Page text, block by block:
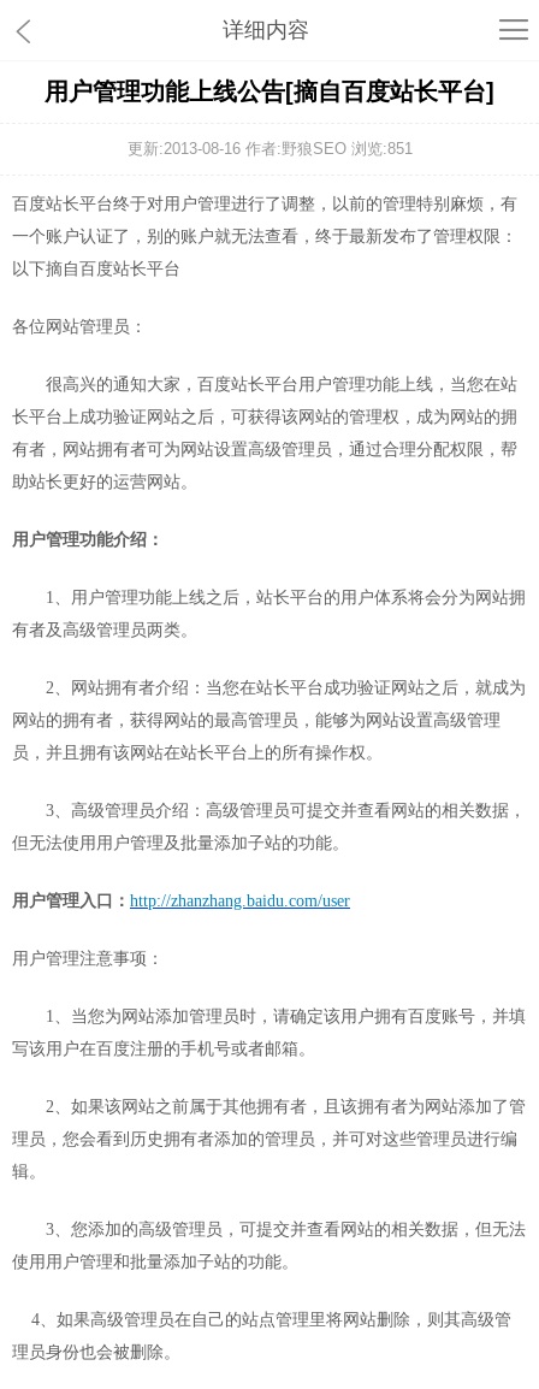
详细内容
用户管理功能上线公告[摘自百度站长平台]
更新:2013-08-16 作者:野狼SEO 浏览:851
百度站长平台终于对用户管理进行了调整，以前的管理特别麻烦，有
一个账户认证了，别的账户就无法查看，终于最新发布了管理权限：
以下摘自百度站长平台
各位网站管理员：
很高兴的通知大家，百度站长平台用户管理功能上线，当您在站
长平台上成功验证网站之后，可获得该网站的管理权，成为网站的拥
有者，网站拥有者可为网站设置高级管理员，通过合理分配权限，帮
助站长更好的运营网站。
用户管理功能介绍：
1、用户管理功能上线之后，站长平台的用户体系将会分为网站拥
有者及高级管理员两类。
2、网站拥有者介绍：当您在站长平台成功验证网站之后，就成为
网站的拥有者，获得网站的最高管理员，能够为网站设置高级管理
员，并且拥有该网站在站长平台上的所有操作权。
3、高级管理员介绍：高级管理员可提交并查看网站的相关数据，
但无法使用用户管理及批量添加子站的功能。
用户管理入口： http://zhanzhang.baidu.com/user
用户管理注意事项：
1、当您为网站添加管理员时，请确定该用户拥有百度账号，并填
写该用户在百度注册的手机号或者邮箱。
2、如果该网站之前属于其他拥有者，且该拥有者为网站添加了管
理员，您会看到历史拥有者添加的管理员，并可对这些管理员进行编
辑。
3、您添加的高级管理员，可提交并查看网站的相关数据，但无法
使用用户管理和批量添加子站的功能。
4、如果高级管理员在自己的站点管理里将网站删除，则其高级管
理员身份也会被删除。